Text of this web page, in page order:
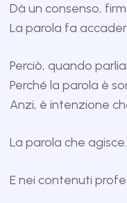
Dà un consenso,
La parola fa
Perciò, quando
Perché la parola è
Anzi, è intenzione
La parola che
E nei contenuti